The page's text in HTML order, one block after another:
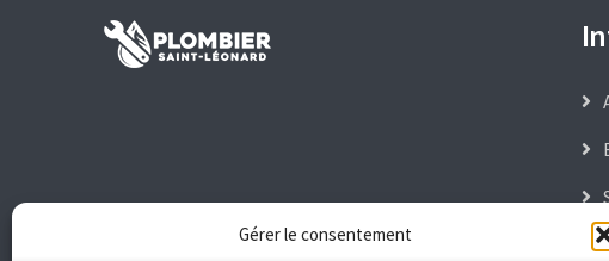
Gérer le consentement